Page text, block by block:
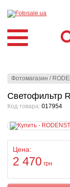
Фотомагазин /
Светофильтр
Код товара: 017954
Цена:
2 470 грн